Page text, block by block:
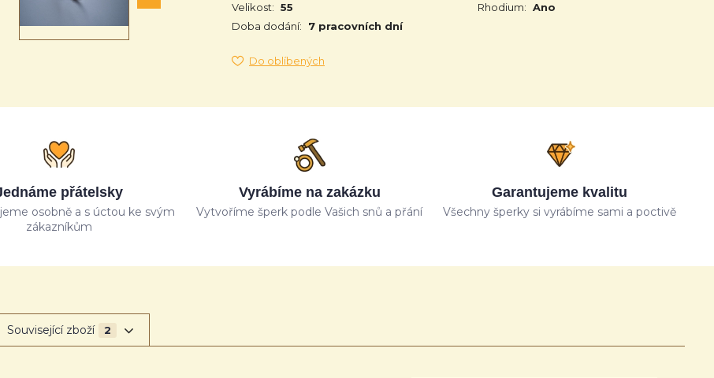
Velikost: 55 Rhodium: Ano
Doba dodání:
7 pracovních dní
Do oblíbených
přátelsky
osobně a s úctou ke svým
zákazníkům
Vyrábíme na zakázku
Vytvoříme šperk podle Vašich snů a přání
Garantujeme kvalitu
Všechny šperky si vyrábíme sami a poctivě
Související zboží 2